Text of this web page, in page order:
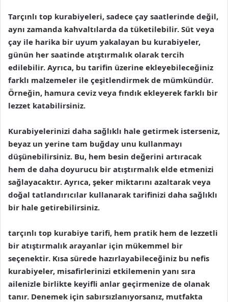
Tarçınlı top kurabiyeleri, sadece çay saatlerinde değil,
aynı zamanda kahvaltılarda da tüketilebilir. Süt veya
çay ile harika bir uyum yakalayan bu kurabiyeler,
günün her saatinde atıştırmalık olarak tercih
edilebilir. Ayrıca, bu tarifin üzerine ekleyebileceğiniz
farklı malzemeler ile çeşitlendirmek de mümkündür.
Örneğin, hamura ceviz veya fındık ekleyerek farklı bir
lezzet katabilirsiniz.
Kurabiyelerinizi daha sağlıklı hale getirmek isterseniz,
beyaz un yerine tam buğday unu kullanmayı
düşünebilirsiniz. Bu, hem besin değerini artıracak
hem de daha doyurucu bir atıştırmalık elde etmenizi
sağlayacaktır. Ayrıca, şeker miktarını azaltarak veya
doğal tatlandırıcılar kullanarak tarifinizi daha sağlıklı
bir hale getirebilirsiniz.
tarçınlı top kurabiye tarifi, hem pratik hem de lezzetli
bir atıştırmalık arayanlar için mükemmel bir
seçenektir. Kısa sürede hazırlayabileceğiniz bu nefis
kurabiyeler, misafirlerinizi etkilemenin yanı sıra
ailenizle birlikte keyifli anlar geçirmenize de olanak
tanır. Denemek için sabırsızlanıyorsanız, mutfakta